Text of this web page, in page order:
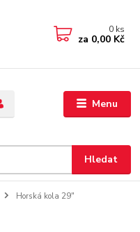
Menu
Hledat
0 ks
za 0,00 Kč
Horská kola 29"